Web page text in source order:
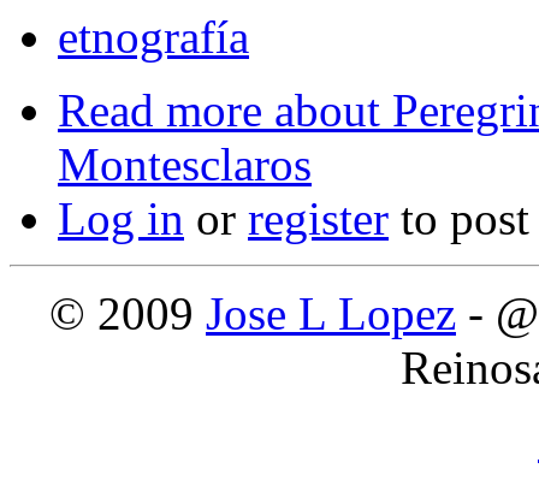
etnografía
Read more about
Montesclaros
Log in or register to
© 2009 Jose L Lopez -